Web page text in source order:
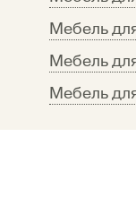
Мебель
Мебель
Мебель